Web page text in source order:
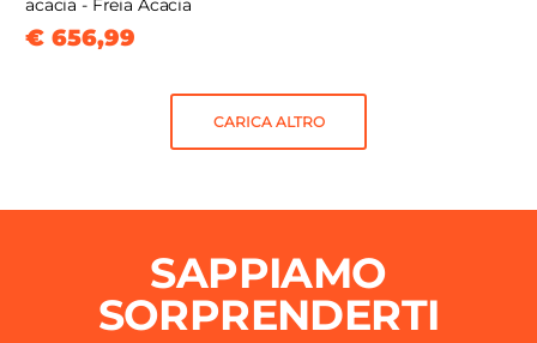
acacia - Freia Acacia
€ 656,99
CARICA ALTRO
SAPPIAMO
SORPRENDERTI